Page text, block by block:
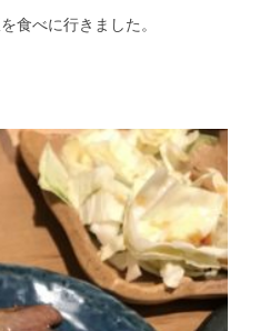
食べに行きました。